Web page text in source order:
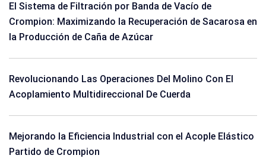
El Sistema de Filtración por Banda de Vacío de
Crompion: Maximizando la Recuperación de Sacarosa en
la Producción de Caña de Azúcar
Revolucionando Las Operaciones Del Molino Con El
Acoplamiento Multidireccional De Cuerda
Mejorando la Eficiencia Industrial con el Acople Elástico
Partido de Crompion